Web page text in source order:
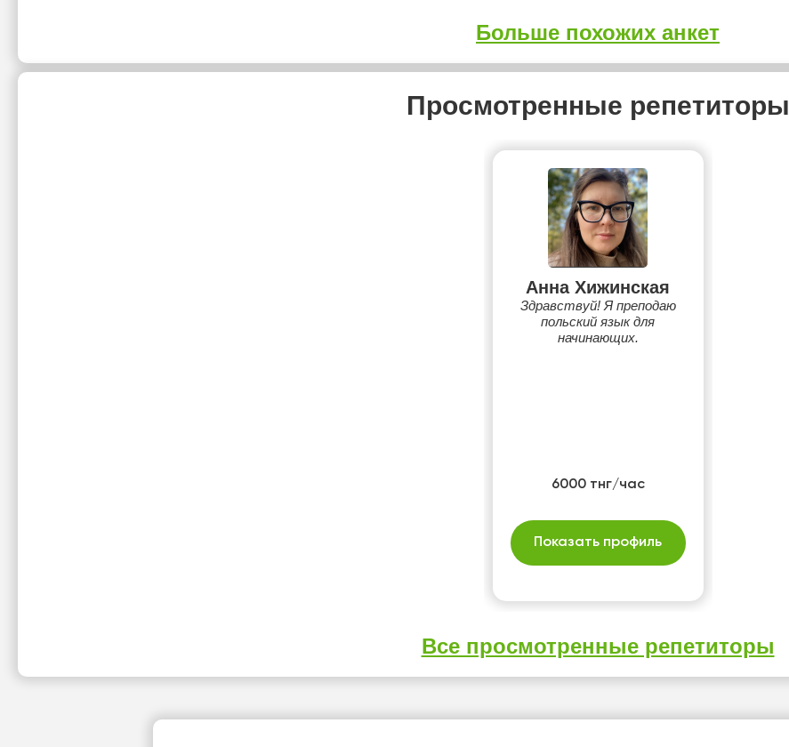
Больше похожих анкет
Просмотренные репетиторы
Анна Хижинская
Здравствуй! Я преподаю
польский язык для
начинающих.
6000 тнг/час
Показать профиль
Все просмотренные репетиторы